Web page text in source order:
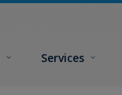
Services